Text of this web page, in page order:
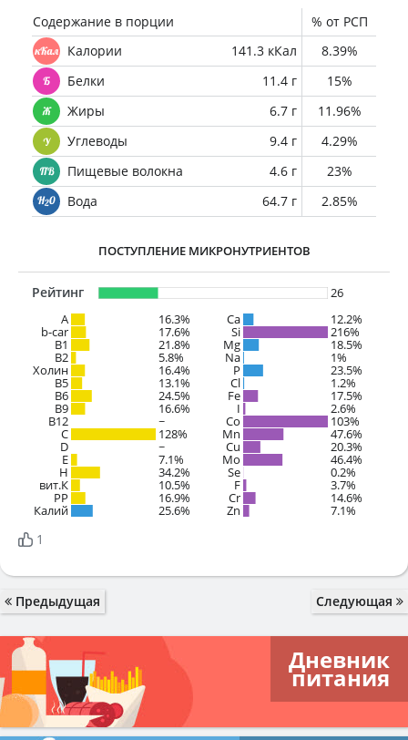
Содержание в порции
% от РСП
Калории
141.3 кКал
8.39%
Белки
11.4 г
15%
Жиры
6.7 г
11.96%
Углеводы
9.4 г
4.29%
Пищевые волокна
4.6 г
23%
Вода
64.7 г 2.85%
ПОСТУПЛЕНИЕ МИКРОНУТРИЕНТОВ
Рейтинг
26
A
16.3%
b-car 17.6%
В1 21.8%
B2 5.8%
Холин 16.4%
B5 13.1%
B6 24.5%
B9 16.6%
B12 ~
C 128%
D ~
E 7.1%
H 34.2%
вит.К 10.5%
PP 16.9%
Калий 25.6%
Ca 12.2%
Si 216%
Mg 18.5%
Na 1%
P 23.5%
Cl 1.2%
Fe 17.5%
I 2.6%
Co 103%
Mn 47.6%
Cu 20.3%
Mo 46.4%
Se 0.2%
F 3.7%
Cr 14.6%
Zn 7.1%
1
Предыдущая Следующая
Дневник
питания